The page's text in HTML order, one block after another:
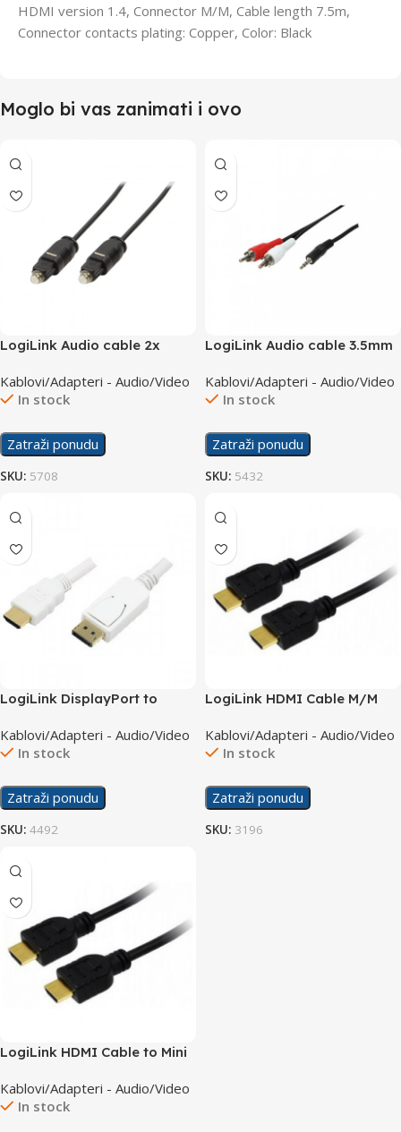
HDMI version 1.4, Connector M/M, Cable length 7.5m,
Connector contacts plating: Copper, Color: Black
Moglo bi vas zanimati i ovo
LogiLink Audio cable 2x
Kablovi/Adapteri - Audio/Video
In stock
Zatraži ponudu
SKU: 5708
LogiLink Audio cable 3.5mm
Kablovi/Adapteri - Audio/Video
In stock
Zatraži ponudu
SKU: 5432
LogiLink DisplayPort to
Kablovi/Adapteri - Audio/Video
In stock
Zatraži ponudu
SKU: 4492
LogiLink HDMI Cable M/M
Kablovi/Adapteri - Audio/Video
In stock
Zatraži ponudu
SKU: 3196
LogiLink HDMI Cable to Mini
Kablovi/Adapteri - Audio/Video
In stock